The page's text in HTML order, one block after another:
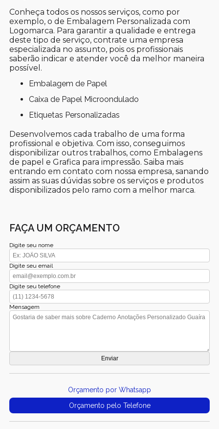
Conheça todos os nossos serviços, como por
exemplo, o de Embalagem Personalizada com
Logomarca. Para garantir a qualidade e entrega
deste tipo de serviço, contrate uma empresa
especializada no assunto, pois os profissionais
saberão indicar e atender você da melhor maneira
possível.
Embalagem de Papel
Caixa de Papel Microondulado
Etiquetas Personalizadas
Desenvolvemos cada trabalho de uma forma
profissional e objetiva. Com isso, conseguimos
disponibilizar outros trabalhos, como Embalagens
de papel e Grafica para impressão. Saiba mais
entrando em contato com nossa empresa, sanando
assim as suas dúvidas sobre os serviços e produtos
disponibilizados pelo ramo com a melhor marca.
FAÇA UM ORÇAMENTO
Digite seu nome
Digite seu email
Digite seu telefone
Mensagem
Orçamento por Whatsapp
Orçamento pelo Telefone